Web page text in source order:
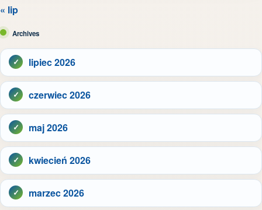
« lip
Archives
lipiec 2026
czerwiec 2026
maj 2026
kwiecień 2026
marzec 2026